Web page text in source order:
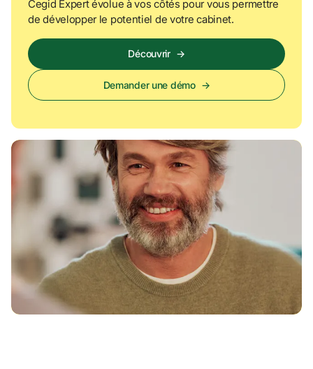
Cegid Expert évolue à vos côtés pour vous permettre
de développer le potentiel de votre cabinet.
Découvrir →
Demander une démo →